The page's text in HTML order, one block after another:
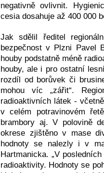
negativně ovlivnit.
cesia dosahuje až 400 000
Jak sdělil ředitel
bezpečnost v Plzni Pavel
houby podstatně méně
houby, ale i pro ostatní
rozdíl od borůvek či
mohou víc „zářit“.
radioaktivních látek -
v celém potravinovém
brambory aj. V polovině
okrese zjištěno v mase
hodnoty se nalezly i v
Hartmanicka. „V
radioaktivity. Hodnoty se